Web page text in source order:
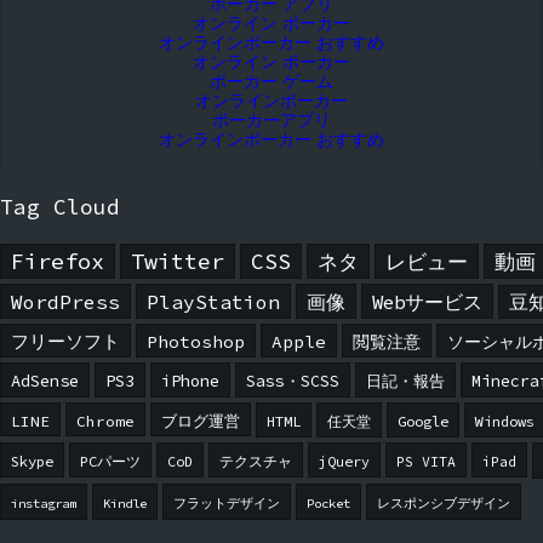
オンライン ポーカー
オンラインポーカー おすすめ
オンライン ポーカー
ポーカー ゲーム
オンラインポーカー
ポーカーアプリ
オンラインポーカー おすすめ
Tag Cloud
Firefox
Twitter CSS ネタ レビュー 動画
WordPress PlayStation 画像 Webサービス 豆
フリーソフト Photoshop Apple 閲覧注意 ソーシャル
AdSense PS3 iPhone Sass・SCSS 日記・報告
LINE Chrome ブログ運営 HTML 任天堂 Google Windows
Skype PCパーツ CoD テクスチャ jQuery PS VITA iPad
instagram Kindle フラットデザイン Pocket レスポンシブデザイン